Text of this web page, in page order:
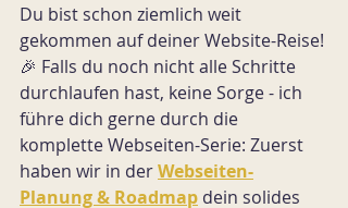
Du bist schon ziemlich weit
gekommen auf deiner Website-Reise!
🎉 Falls du noch nicht alle Schritte
durchlaufen hast, keine Sorge - ich
führe dich gerne durch die
komplette Webseiten-Serie: Zuerst
haben wir in der Webseiten-
Planung & Roadmap dein solides